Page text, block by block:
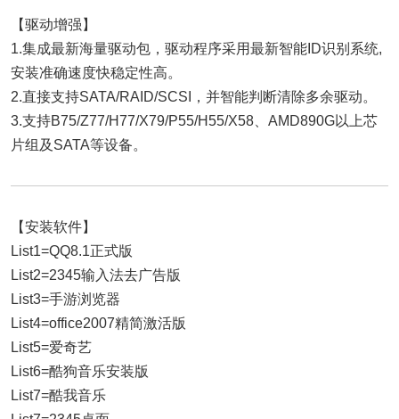
【驱动增强】
1.集成最新海量驱动包，驱动程序采用最新智能ID识别系统,
安装准确速度快稳定性高。
2.直接支持SATA/RAID/SCSI，并智能判断清除多余驱动。
3.支持B75/Z77/H77/X79/P55/H55/X58、AMD890G以上芯
片组及SATA等设备。
【安装软件】
List1=QQ8.1正式版
List2=2345输入法去广告版
List3=手游浏览器
List4=office2007精简激活版
List5=爱奇艺
List6=酷狗音乐安装版
List7=酷我音乐